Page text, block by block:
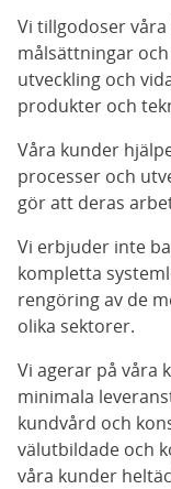
Vi tillgodoser
målsättningar
utveckling och
produkter och
Våra kunder
processer och
gör att deras
Vi erbjuder inte
kompletta
rengöring av de
olika sektorer.
Vi agerar på våra
minimala
kundvård och
välutbildade och
våra kunder